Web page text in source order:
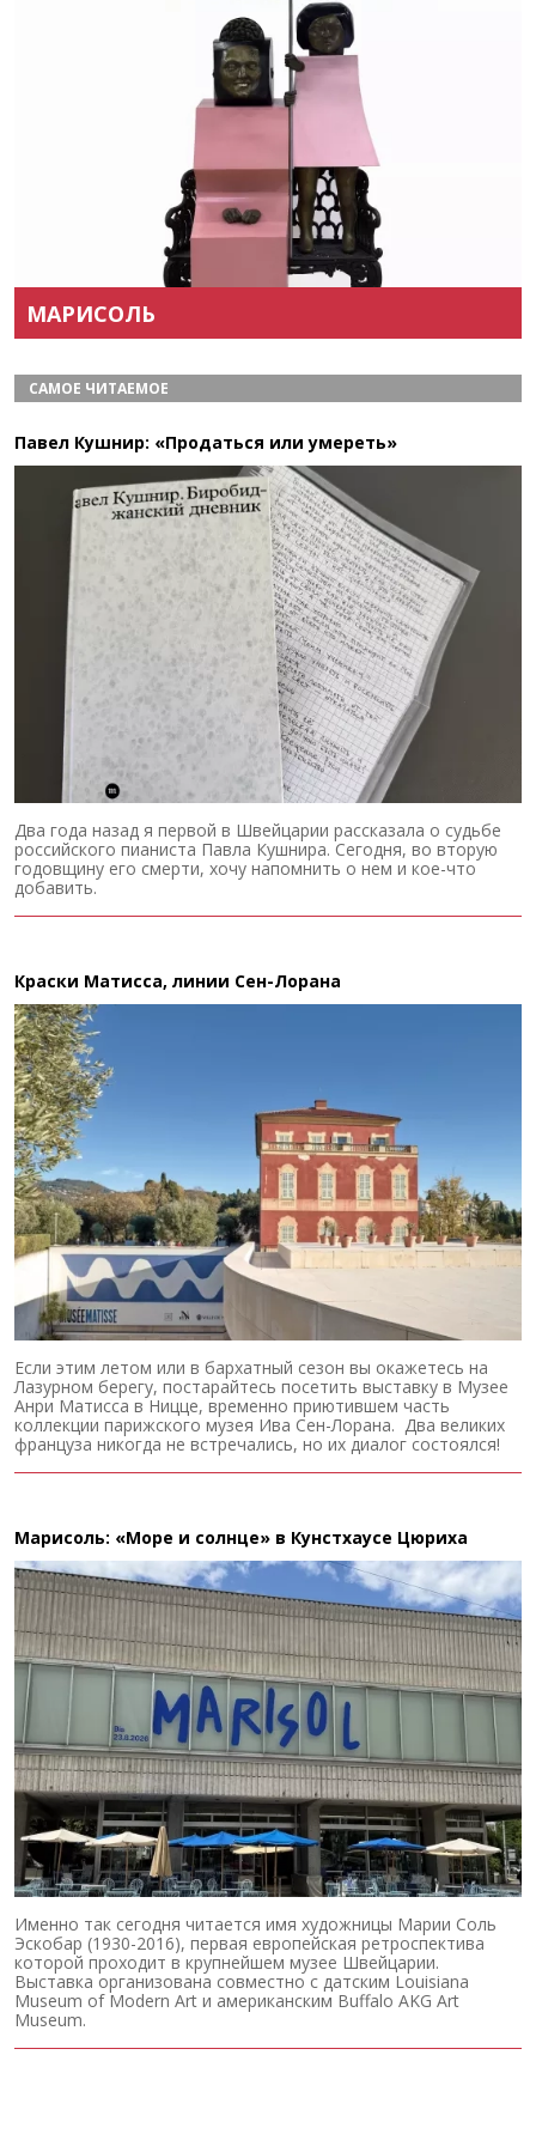
МАРИСОЛЬ
САМОЕ ЧИТАЕМОЕ
Павел Кушнир: «Продаться или умереть»
Два года назад я первой в Швейцарии рассказала о судьбе
российского пианиста Павла Кушнира. Сегодня, во вторую
годовщину его смерти, хочу напомнить о нем и кое-что
добавить.
Краски Матисса, линии Сен-Лорана
Если этим летом или в бархатный сезон вы окажетесь на
Лазурном берегу, постарайтесь посетить выставку в Музее
Анри Матисса в Ницце, временно приютившем часть
коллекции парижского музея Ива Сен-Лорана. Два великих
француза никогда не встречались, но их диалог состоялся!
Марисоль: «Море и солнце» в Кунстхаусе Цюриха
Именно так сегодня читается имя художницы Марии Соль
Эскобар (1930-2016), первая европейская ретроспектива
которой проходит в крупнейшем музее Швейцарии.
Выставка организована совместно с датским Louisiana
Museum of Modern Art и американским Buffalo AKG Art
Museum.